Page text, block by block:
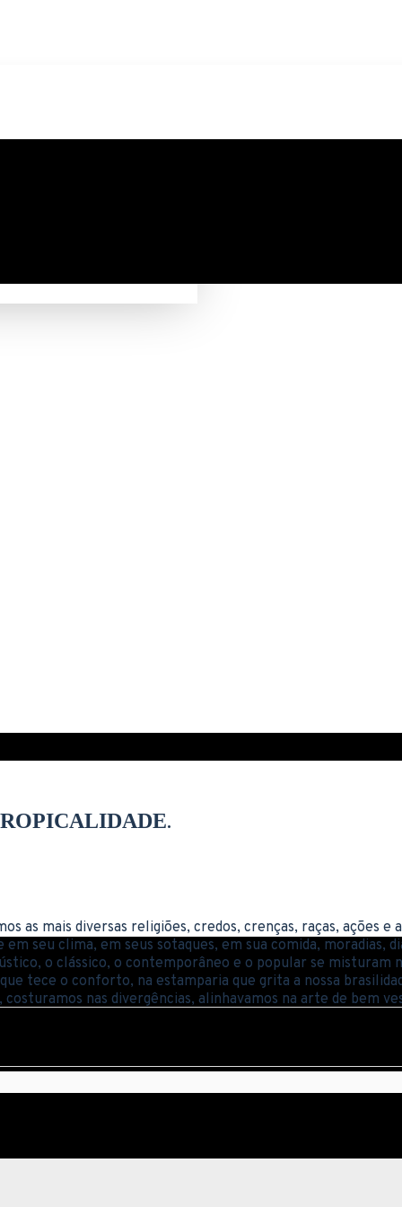
e Elegância”
de liberdade e individualidade, sem abrir mão do
e estilos de vida. Desde o corte até os materiais,
a dia ou em momentos especiais, nossas criações visam
“Livre de Crueldade Animal”
de respeito e harmonia com todas as formas de vida.
em nossas criações.
.
as mais diversas religiões, credos, crenças, raças, ações
seu clima, em seus sotaques, em sua comida, moradias,
o clássico, o contemporâneo e o popular se
tece o conforto, na estamparia que grita a nossa
nas divergências, alinhavamos na arte de bem